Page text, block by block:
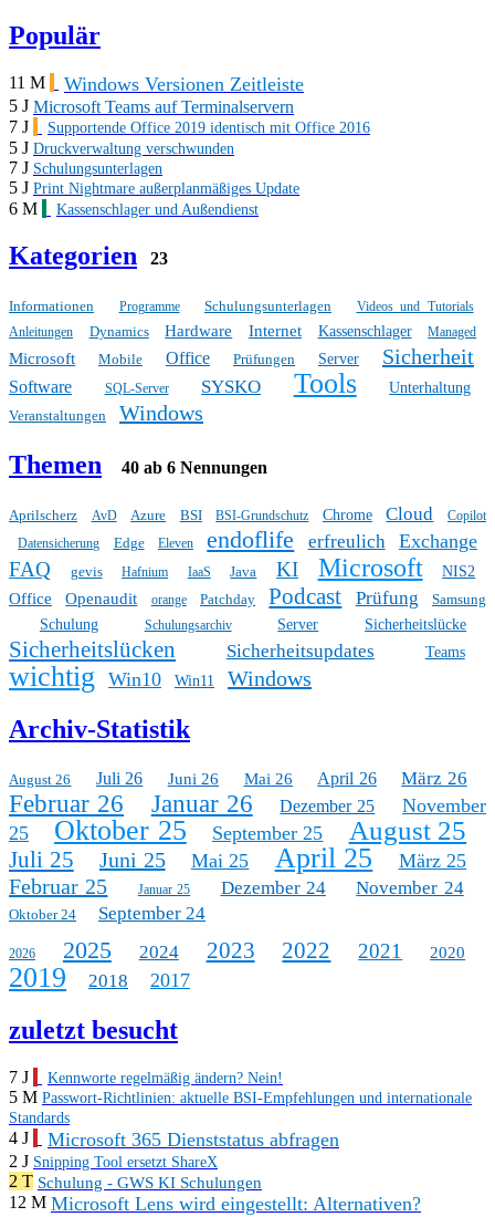
Populär
11 M Windows Versionen Zeitleiste
5 J Microsoft Teams auf Terminalservern
7 J
Supportende Office 2019 identisch mit Office 2016
5 J Druckverwaltung verschwunden
7 J Schulungsunterlagen
5 J Print Nightmare außerplanmäßiges Update
6 M Kassenschlager und Außendienst
Kategorien 23
Informationen Programme Schulungsunterlagen
Videos und Tutorials
Anleitungen
Dynamics Hardware Internet Kassenschlager Managed
Microsoft Mobile Office Prüfungen Server Sicherheit
Software SQL-Server SYSKO Tools
Unterhaltung
Veranstaltungen
Windows
Themen 40 ab 6 Nennungen
Aprilscherz AvD Azure BSI BSI-Grundschutz Chrome Cloud
Copilot
Datensicherung
Edge Eleven endoflife erfreulich Exchange
FAQ gevis Hafnium IaaS Java KI Microsoft NIS2
Office Openaudit orange Patchday Podcast Prüfung
Samsung
Schulung
Schulungsarchiv Server Sicherheitslücke
Sicherheitslücken Sicherheitsupdates Teams
wichtig Win10 Win11 Windows
Archiv-Statistik
August 26 Juli 26 Juni 26 Mai 26 April 26 März 26
Februar 26 Januar 26 Dezember 25
November
25
Oktober 25 September 25 August 25
Juli 25 Juni 25 Mai 25 April 25 März 25
Februar 25 Januar 25 Dezember 24 November 24
Oktober 24 September 24
2026 2025 2024 2023 2022 2021 2020
2019 2018 2017
zuletzt besucht
7 J Kennworte regelmäßig ändern? Nein!
5 M Passwort-Richtlinien: aktuelle BSI-Empfehlungen und internationale
Standards
4 J Microsoft 365 Dienststatus abfragen
2 J Snipping Tool ersetzt ShareX
2 T Schulung - GWS KI Schulungen
12 M Microsoft Lens wird eingestellt: Alternativen?